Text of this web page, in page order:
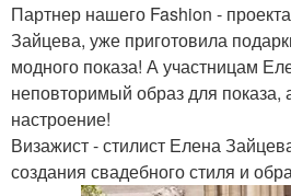
Партнер нашего Fashion -
Зайцева, уже приготовила
модного показа! А участницам
неповторимый образ для
настроение!
Визажист - стилист Елена
создания свадебного стиля и